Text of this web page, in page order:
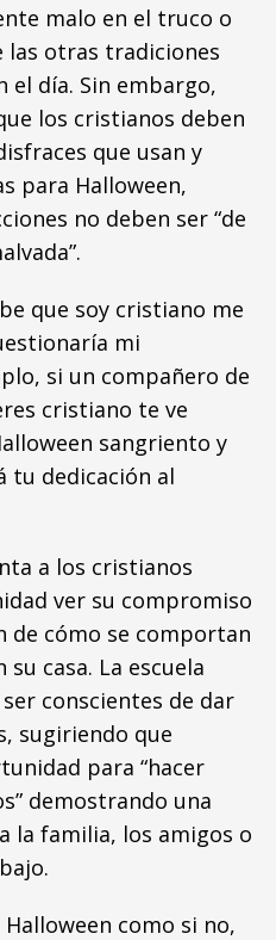
malo en el truco o
las otras tradiciones
el día. Sin embargo,
los cristianos deben
que usan y
para Halloween,
no deben ser “de
que soy cristiano me
mi
si un compañero de
cristiano te ve
sangriento y
tu dedicación al
a los cristianos
ver su compromiso
de cómo se comportan
casa. La escuela
conscientes de dar
sugiriendo que
para “hacer
demostrando una
la familia, los amigos o
como si no,